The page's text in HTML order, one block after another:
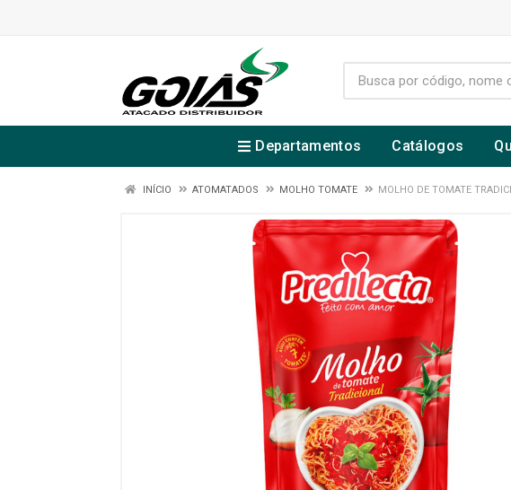
Departamentos Catálogos
INÍCIO ATOMATADOS MOLHO TOMATE MOLHO DE TOMATE